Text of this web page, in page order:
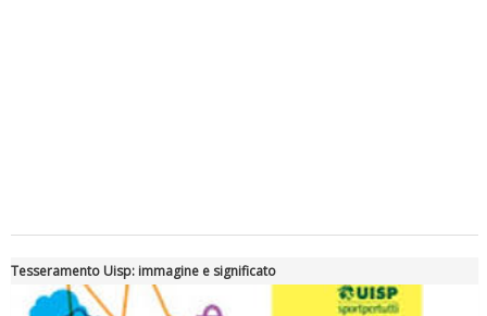
Tiziano Pesce a Radio InBlu2000 traccia il bilancio della stagione
Tesseramento Uisp: immagine e significato